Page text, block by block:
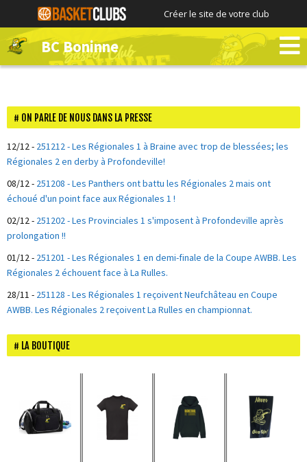
Créer le site de votre club
BC Boninne
ON PARLE DE NOUS DANS LA PRESSE
12/12- 251212 - Les Régionales 1 à Braine avec trop de blessées; les
Régionales 2 en derby à Profondeville!
08/12- 251208 - Les Panthers ont battu les Régionales 2 mais ont
échoué d'un point face aux Régionales 1 !
02/12- 251202 - Les Provinciales 1 s'imposent à Profondeville après
prolongation !!
01/12- 251201 - Les Régionales 1 en demi-finale de la Coupe AWBB. Les
Régionales 2 échouent face à La Rulles.
28/11 - 251128 - Les Régionales 1 reçoivent Neufchâteau en Coupe
AWBB. Les Régionales 2 reçoivent La Rulles en championnat.
LA BOUTIQUE